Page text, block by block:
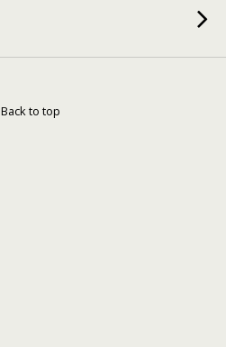
Back to top